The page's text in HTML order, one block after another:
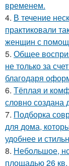
временем.
4. В течение
практиковали
женщин с
5. Общее
не только за
благодаря
6. Тёплая и
словно создана
7. Подборка
для дома,
удобнее и
8. Небольшое,
площадью 26 кв.